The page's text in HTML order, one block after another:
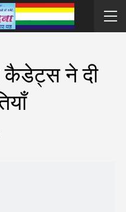
कैडेट्स ने दी